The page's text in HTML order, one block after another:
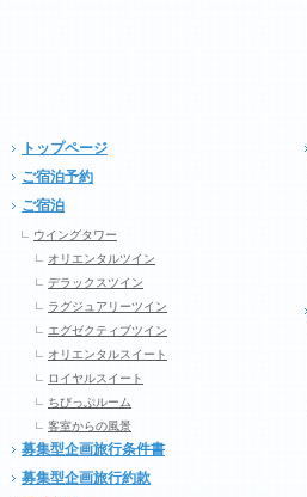
トップページ
ご宿泊予約
ご宿泊
ウイングタワー
オリエンタルツイン
デラックスツイン
ラグジュアリーツイン
エグゼクティブツイン
オリエンタルスイート
ロイヤルスイート
ちびっぷルーム
客室からの風景
募集型企画旅行条件書
募集型企画旅行約款